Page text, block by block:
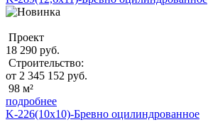
Проект
18 290 руб.
Строительство:
от 2 345 152 руб.
98 м²
подробнее
K-226(10x10)-Бревно оцилиндрованное